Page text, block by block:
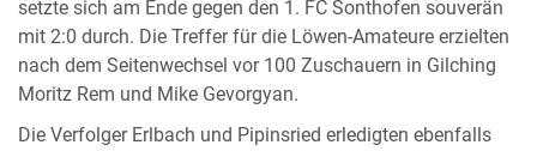
setzte sich am Ende gegen den 1. FC Sonthofen souverän
mit 2:0 durch. Die Treffer für die Löwen-Amateure erzielten
nach dem Seitenwechsel vor 100 Zuschauern in Gilching
Moritz Rem und Mike Gevorgyan.
Die Verfolger Erlbach und Pipinsried erledigten ebenfalls